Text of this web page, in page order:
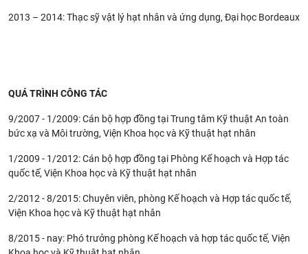
2013 – 2014: Thạc sỹ vật lý hạt nhân và ứng dụng, Đại học Bordeaux
QUÁ TRÌNH CÔNG TÁC
9/2007 - 1/2009: Cán bộ hợp đồng tại Trung tâm Kỹ thuật An toàn
bức xạ và Môi trường, Viện Khoa học và Kỹ thuật hạt nhân
1/2009 - 1/2012: Cán bộ hợp đồng tại Phòng Kế hoạch và Hợp tác
quốc tế, Viện Khoa học và Kỹ thuật hạt nhân
2/2012 - 8/2015: Chuyên viên, phòng Kế hoạch và Hợp tác quốc tế,
Viện Khoa học và Kỹ thuật hạt nhân
8/2015 - nay: Phó trưởng phòng Kế hoạch và hợp tác quốc tế, Viện